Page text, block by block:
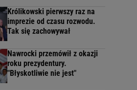
Królikowski pierwszy raz na
imprezie od czasu rozwodu.
Tak się zachowywał
Nawrocki przemówił z okazji
roku prezydentury.
"Błyskotliwie nie jest"